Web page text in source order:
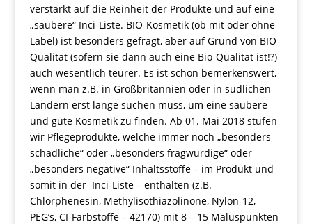
verstärkt auf die Reinheit der Produkte und auf eine
„saubere“ Inci-Liste. BIO-Kosmetik (ob mit oder ohne
Label) ist besonders gefragt, aber auf Grund von BIO-
Qualität (sofern sie dann auch eine Bio-Qualität ist!?)
auch wesentlich teurer. Es ist schon bemerkenswert,
wenn man z.B. in Großbritannien oder in südlichen
Ländern erst lange suchen muss, um eine saubere
und gute Kosmetik zu finden. Ab 01. Mai 2018 stufen
wir Pflegeprodukte, welche immer noch „besonders
schädliche“ oder „besonders fragwürdige“ oder
„besonders negative“ Inhaltsstoffe – im Produkt und
somit in der Inci-Liste – enthalten (z.B.
Chlorphenesin, Methylisothiazolinone, Nylon-12,
PEG’s, CI-Farbstoffe – 42170) mit 8 – 15 Maluspunkten